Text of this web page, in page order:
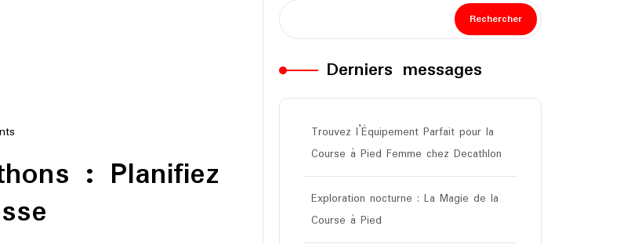
: Planifiez
Rechercher
Derniers messages
Trouvez l’Équipement Parfait pour la
Course à Pied Femme chez Decathlon
Exploration nocturne : La Magie de la
Course à Pied